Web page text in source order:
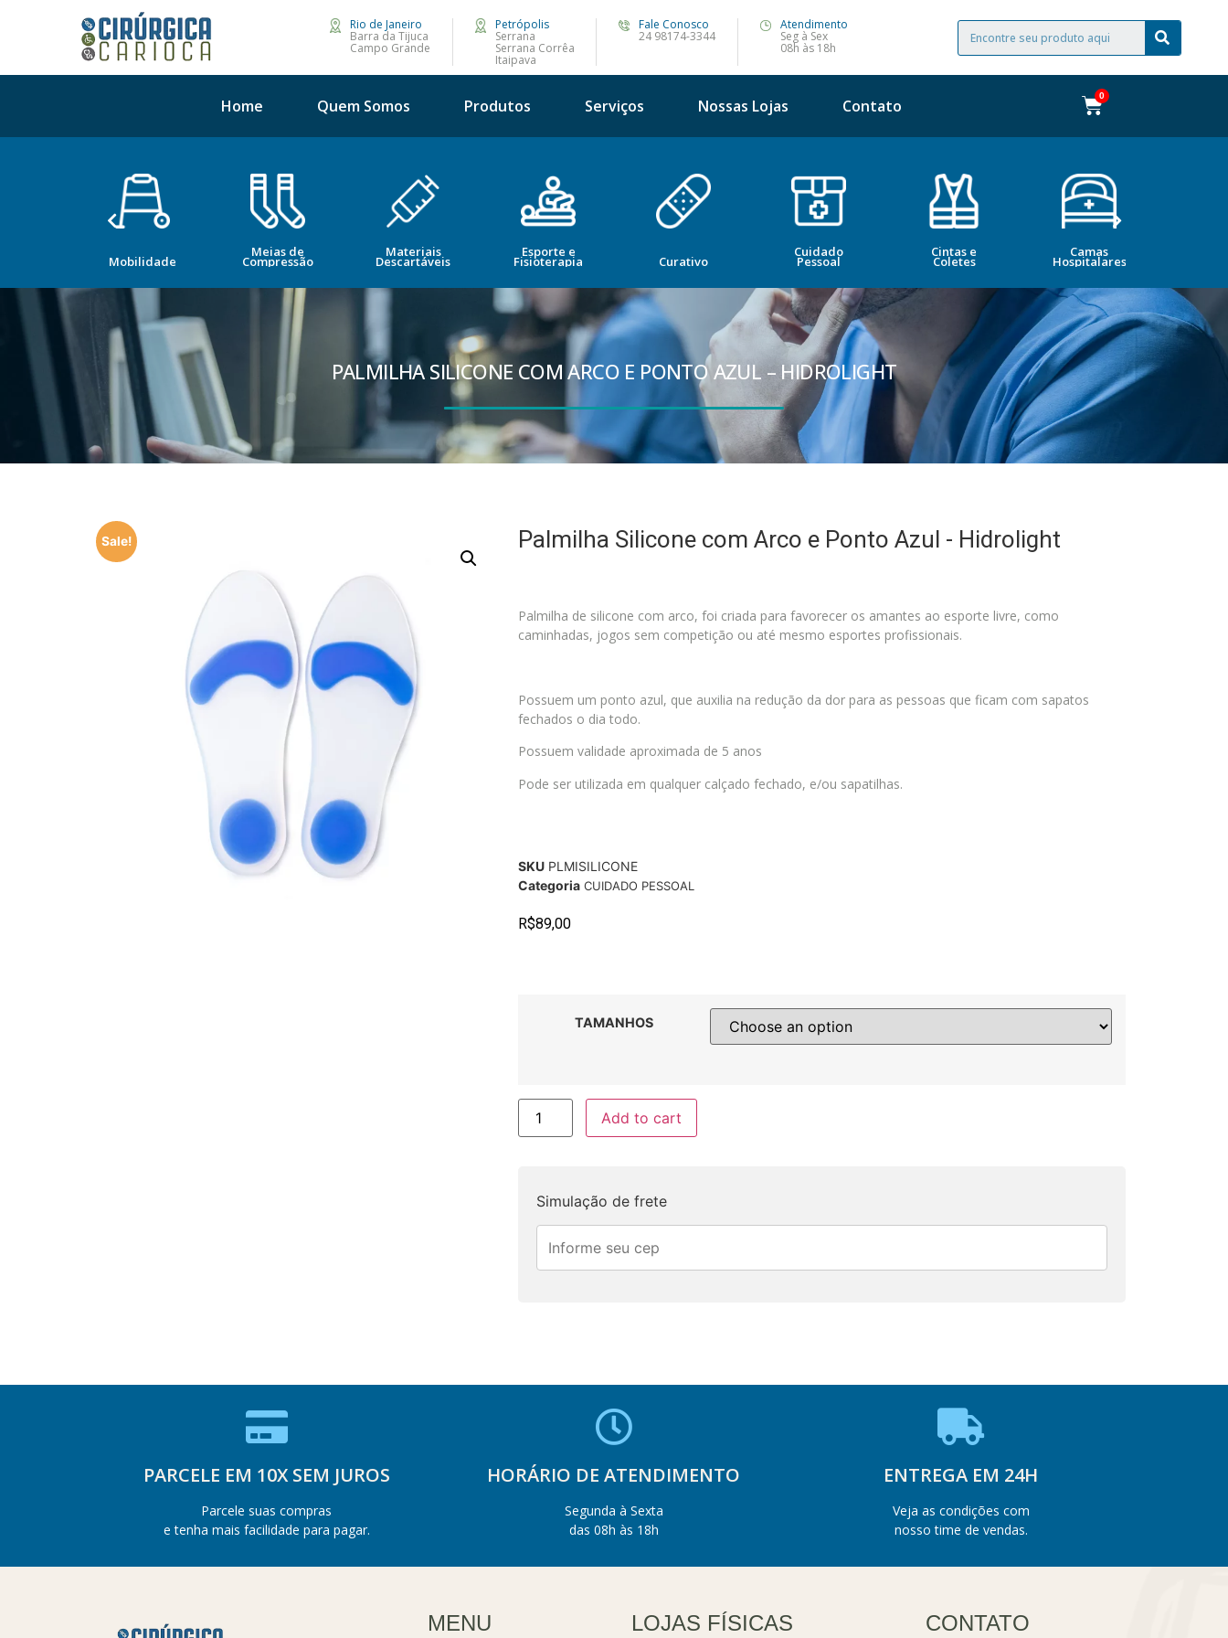
Rio de Janeiro
Barra da Tijuca
Campo Grande
Petrópolis
Serrana
Serrana Corrêa
Itaipava
Fale Conosco
24 98174-3344
Atendimento
Seg à Sex
08h às 18h
Home Quem Somos Produtos Serviços Nossas Lojas Contato
Mobilidade
Meias de
Compressão
Materiais
Descartáveis
Esporte e
Fisioterapia Curativo
Cuidado
Pessoal
Cintas e
Coletes
Camas
Hospitalares
PALMILHA SILICONE COM ARCO E PONTO AZUL – HIDROLIGHT
Sale! Palmilha Silicone com Arco e Ponto Azul - Hidrolight
Palmilha de silicone com arco, foi criada para favorecer os amantes ao esporte livre, como
caminhadas, jogos sem competição ou até mesmo esportes profissionais.
Possuem um ponto azul, que auxilia na redução da dor para as pessoas que ficam com sapatos
fechados o dia todo.
Possuem validade aproximada de 5 anos
Pode ser utilizada em qualquer calçado fechado, e/ou sapatilhas.
SKU PLMISILICONE
Categoria CUIDADO PESSOAL
R$89,00
TAMANHOS
Add to cart
Simulação de frete
PARCELE EM 10X SEM JUROS
Parcele suas compras
e tenha mais facilidade para pagar.
HORÁRIO DE ATENDIMENTO
Segunda à Sexta
das 08h às 18h
ENTREGA EM 24H
Veja as condições com
nosso time de vendas.
MENU LOJAS FÍSICAS CONTATO